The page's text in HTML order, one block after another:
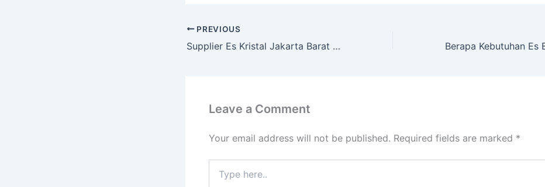
PREVIOUS
Supplier Es Kristal Jakarta Barat untuk Cafe & Resto
Leave a Comment
Your email address will not be published. Required fields are marked *
here..